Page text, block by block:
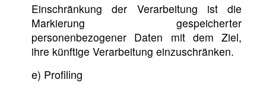
Einschränkung der Verarbeitung ist die
Markierung gespeicherter
personenbezogener Daten mit dem Ziel,
ihre künftige Verarbeitung einzuschränken.
e) Profiling